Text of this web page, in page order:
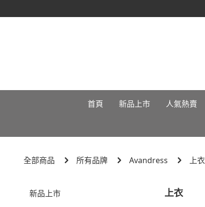
首頁 新品上市 人氣熱賣
全部商品 所有品牌 Avandress 上衣
新品上市
上衣